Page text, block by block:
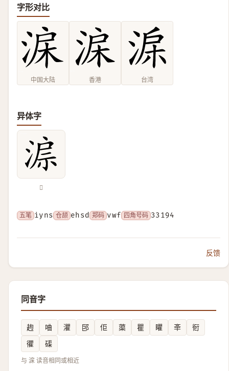
字形对比
中国大陆 香港 台湾
异体字
𣸔
五笔 iyns 仓颉 ehsd 郑码 vwf 四角号码 33194
反馈
同音字
䞤 㖆 灈 䢹 佢 蕖 瞿 䂂 㪯
衐
忂
磲
与 淭 读音相同或相近